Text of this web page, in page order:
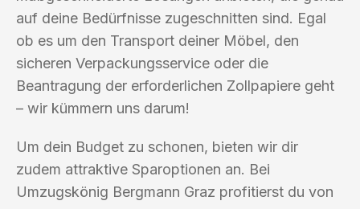
auf deine Bedürfnisse zugeschnitten sind. Egal
ob es um den Transport deiner Möbel, den
sicheren Verpackungsservice oder die
Beantragung der erforderlichen Zollpapiere geht
– wir kümmern uns darum!
Um dein Budget zu schonen, bieten wir dir
zudem attraktive Sparoptionen an. Bei
Umzugskönig Bergmann Graz profitierst du von